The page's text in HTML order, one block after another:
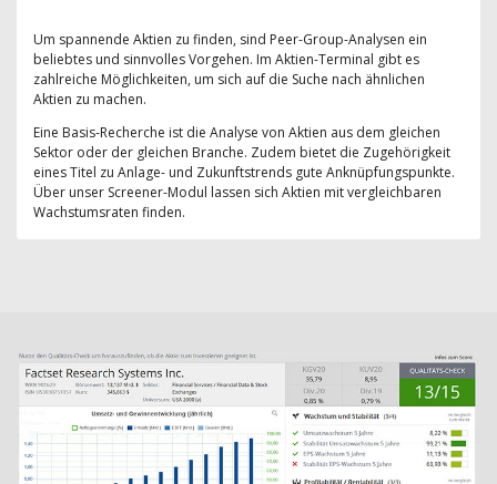
Um spannende Aktien zu finden, sind Peer-Group-Analysen ein
beliebtes und sinnvolles Vorgehen. Im Aktien-Terminal gibt es
zahlreiche Möglichkeiten, um sich auf die Suche nach ähnlichen
Aktien zu machen.
Eine Basis-Recherche ist die Analyse von Aktien aus dem gleichen
Sektor oder der gleichen Branche. Zudem bietet die Zugehörigkeit
eines Titel zu Anlage- und Zukunftstrends gute Anknüpfungspunkte.
Über unser Screener-Modul lassen sich Aktien mit vergleichbaren
Wachstumsraten finden.